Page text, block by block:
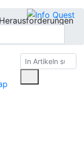
Herausforderungen